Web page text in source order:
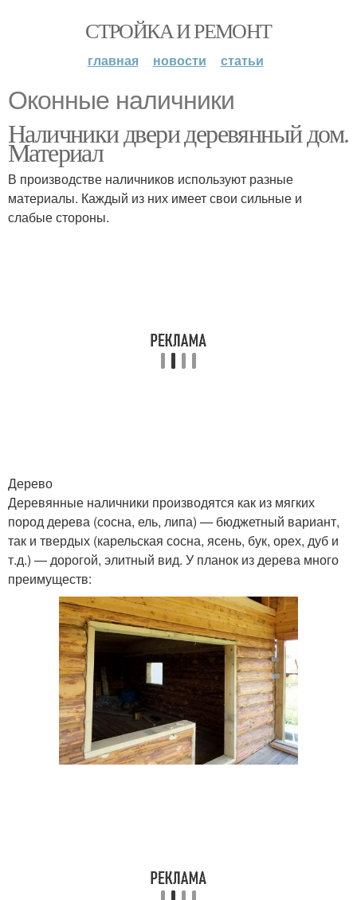
СТРОЙКА И РЕМОНТ
главная новости статьи
Оконные наличники
Наличники двери деревянный дом.
Материал
В производстве наличников используют разные
материалы. Каждый из них имеет свои сильные и
слабые стороны.
Дерево
Деревянные наличники производятся как из мягких
пород дерева (сосна, ель, липа) — бюджетный вариант,
так и твердых (карельская сосна, ясень, бук, орех, дуб и
т.д.) — дорогой, элитный вид. У планок из дерева много
преимуществ: